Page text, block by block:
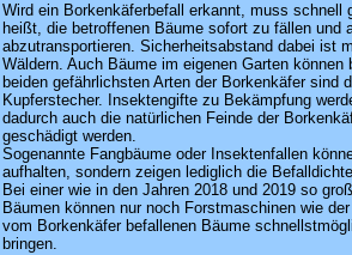
Wird ein Borkenkäferbefall erkannt, muss schnell
heißt, die betroffenen Bäume sofort zu fällen und
abzutransportieren. Sicherheitsabstand dabei ist
Wäldern. Auch Bäume im eigenen Garten können
beiden gefährlichsten Arten der Borkenkäfer sind
Kupferstecher. Insektengifte zu Bekämpfung
dadurch auch die natürlichen Feinde der
geschädigt werden.
Sogenannte Fangbäume oder Insektenfallen
aufhalten, sondern zeigen lediglich die
Bei einer wie in den Jahren 2018 und 2019 so
Bäumen können nur noch Forstmaschinen wie
vom Borkenkäfer befallenen Bäume
bringen.